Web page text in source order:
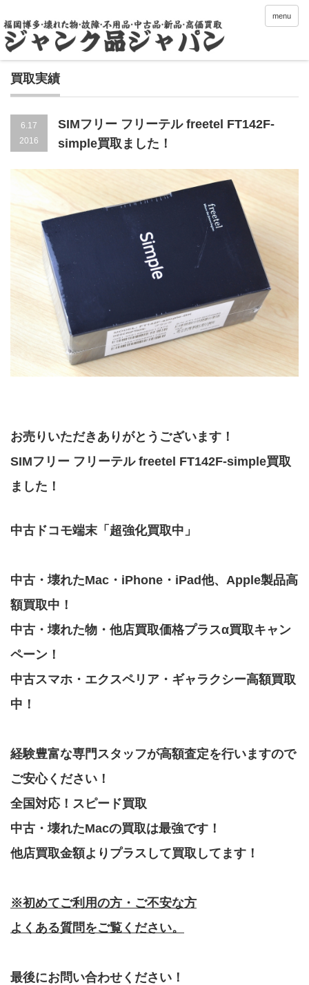
menu
買取実績
6.17
2016
SIMフリー フリーテル freetel FT142F-
simple買取ました！
お売りいただきありがとうございます！
SIMフリー フリーテル freetel FT142F-simple買取
ました！
中古ドコモ端末「超強化買取中」
中古・壊れたMac・iPhone・iPad他、Apple製品高
額買取中！
中古・壊れた物・他店買取価格プラスα買取キャン
ペーン！
中古スマホ・エクスペリア・ギャラクシー高額買取
中！
経験豊富な専門スタッフが高額査定を行いますので
ご安心ください！
全国対応！スピード買取
中古・壊れたMacの買取は最強です！
他店買取金額よりプラスして買取してます！
※初めてご利用の方・ご不安な方
よくある質問をご覧ください。
最後にお問い合わせください！